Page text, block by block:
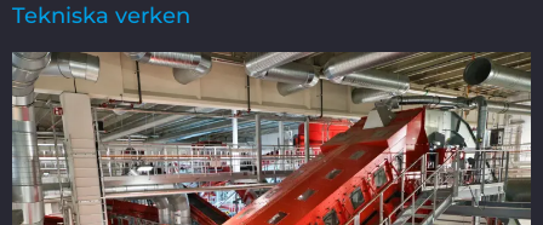
Tekniska verken